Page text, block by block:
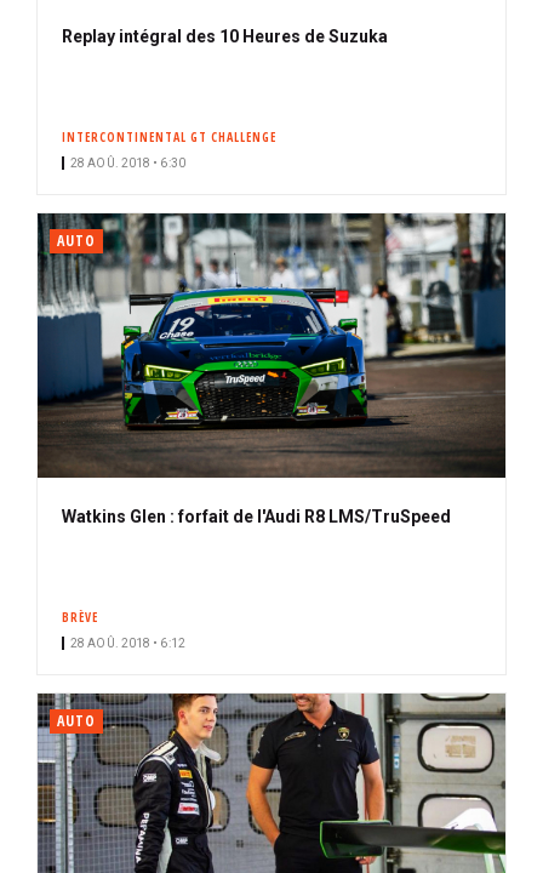
Replay intégral des 10 Heures de Suzuka
INTERCONTINENTAL GT CHALLENGE
28 AOÛ. 2018 • 6:30
AUTO
Watkins Glen : forfait de l'Audi R8 LMS/TruSpeed
BRÈVE
28 AOÛ. 2018 • 6:12
AUTO